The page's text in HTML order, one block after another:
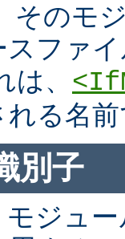
そのモ
ファ
、
る名
別子
ジュ